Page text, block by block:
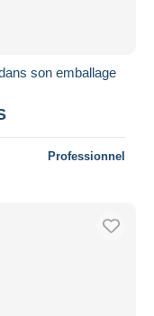
son emballage
Professionnel